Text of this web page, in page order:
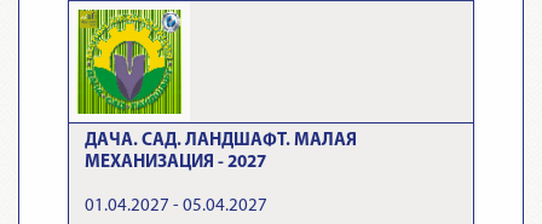
ДАЧА. САД. ЛАНДШАФТ. МАЛАЯ
МЕХАНИЗАЦИЯ - 2027
01.04.2027 - 05.04.2027